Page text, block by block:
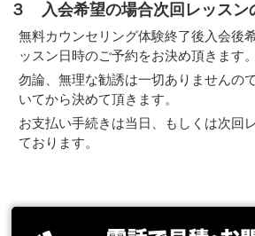
３ 入会希望の場合次回レッスン
無料カウンセリング体験終了後入会後
ッスン日時のご予約をお決め頂きます。
勿論、無理な勧誘は一切ありませんの
いてから決めて頂きます。
お支払い手続きは当日、もしくは次回
ております。